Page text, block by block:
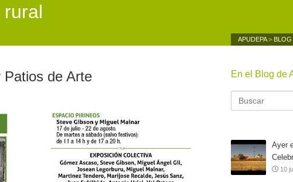
APUDEPA> BLOG
de Arte En el Blog de
Ayer
10